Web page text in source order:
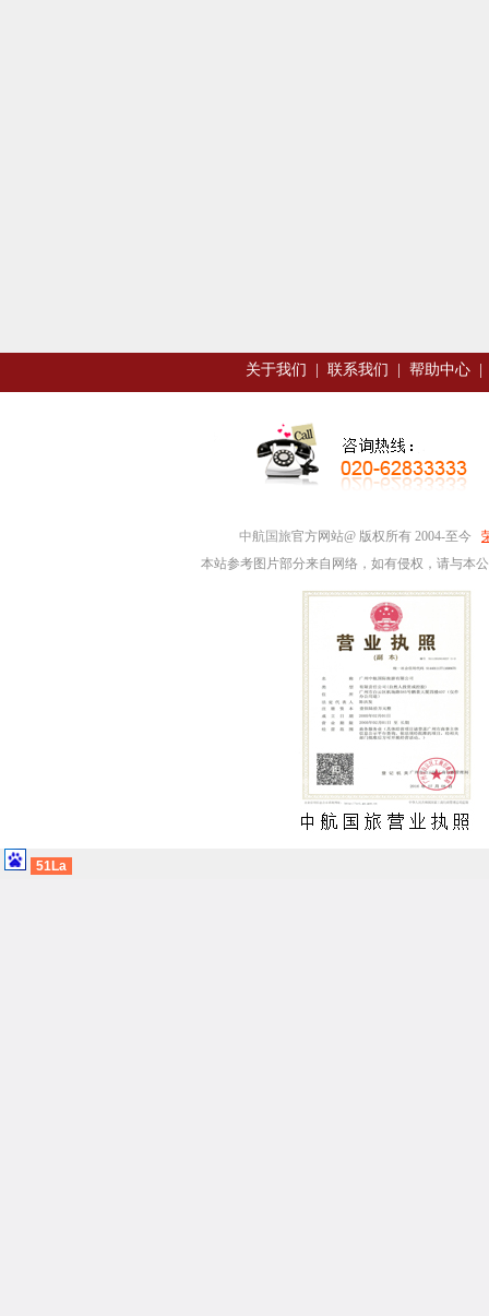
关于我们 联系我们 帮助中心
中航国旅官方网站@ 版权所有 2004-至今
本站参考图片部分来自网络，如有侵权，请与本
51La